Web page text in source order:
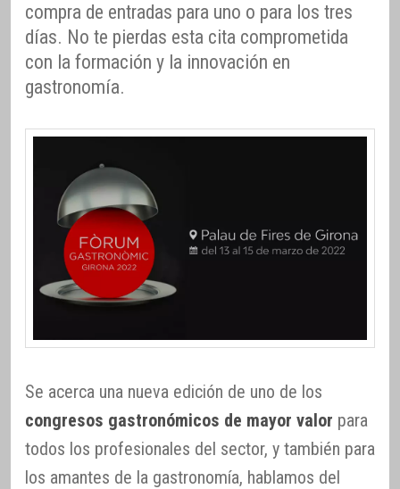
compra de entradas para uno o para los tres
días. No te pierdas esta cita comprometida
con la formación y la innovación en
gastronomía.
Se acerca una nueva edición de uno de los
congresos gastronómicos de mayor valor para
todos los profesionales del sector, y también para
los amantes de la gastronomía, hablamos del